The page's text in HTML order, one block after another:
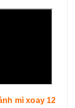
mì xoay 12